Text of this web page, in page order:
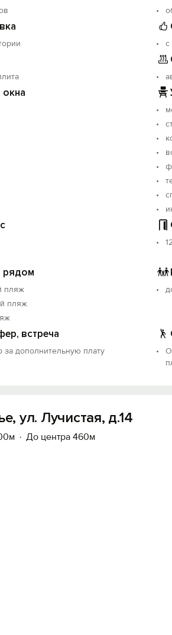
с
окна
рядом
пляж
пляж
встреча
за дополнительную плату
ул. Лучистая, д.14
До центра 460м